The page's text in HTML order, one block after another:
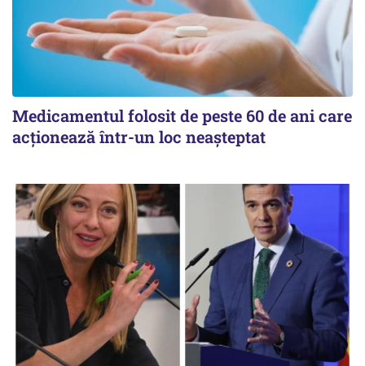
Medicamentul folosit de peste 60 de ani care
acționează într-un loc neașteptat